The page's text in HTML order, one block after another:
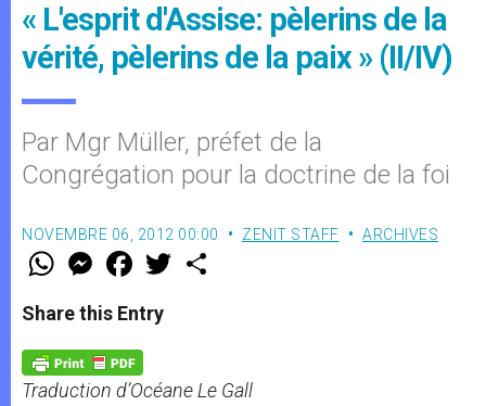
« L'esprit d'Assise: pèlerins de la
vérité, pèlerins de la paix » (II/IV)
Par Mgr Müller, préfet de la
Congrégation pour la doctrine de la foi
NOVEMBRE 06, 2012 00:00 ZENIT STAFF ARCHIVES
W
t
s
p
p
M
e
s
e
g
e
r
F
a
e
b
o
k
w
Share this Entry
Traduction d’Océane Le Gall